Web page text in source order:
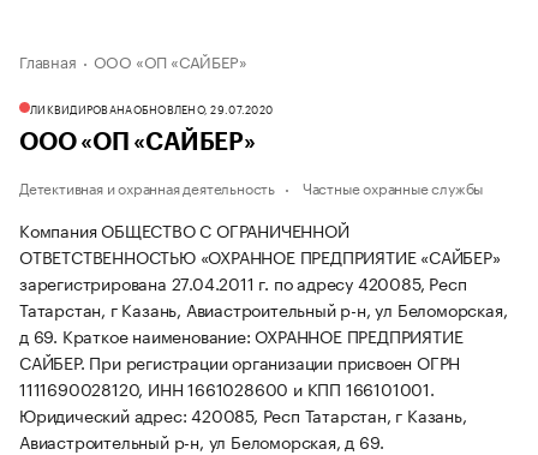
Главная ООО «ОП «САЙБЕР»
ЛИКВИДИРОВАНАОБНОВЛЕНО, 29.07.2020
ООО «ОП «САЙБЕР»
Детективная и охранная деятельность Частные охранные службы
Компания ОБЩЕСТВО С ОГРАНИЧЕННОЙ
ОТВЕТСТВЕННОСТЬЮ «ОХРАННОЕ ПРЕДПРИЯТИЕ «САЙБЕР»
зарегистрирована 27.04.2011 г. по адресу 420085, Респ
Татарстан, г Казань, Авиастроительный р-н, ул Беломорская,
д 69. Краткое наименование: ОХРАННОЕ ПРЕДПРИЯТИЕ
САЙБЕР. При регистрации организации присвоен ОГРН
1111690028120, ИНН 1661028600 и КПП 166101001.
Юридический адрес: 420085, Респ Татарстан, г Казань,
Авиастроительный р-н, ул Беломорская, д 69.